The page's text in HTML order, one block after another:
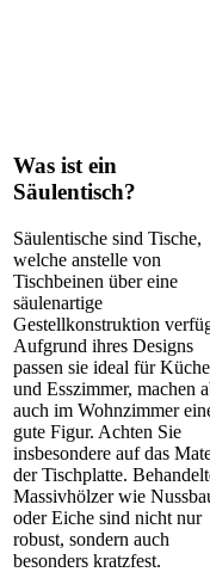
Was ist ein
Säulentisch?
Säulentische sind Tische,
welche anstelle von
Tischbeinen über eine
säulenartige
Gestellkonstruktion
Aufgrund ihres Designs
passen sie ideal für Küche
und Esszimmer, machen
auch im Wohnzimmer
gute Figur. Achten Sie
insbesondere auf das
der Tischplatte.
Massivhölzer wie
oder Eiche sind nicht nur
robust, sondern auch
besonders kratzfest.